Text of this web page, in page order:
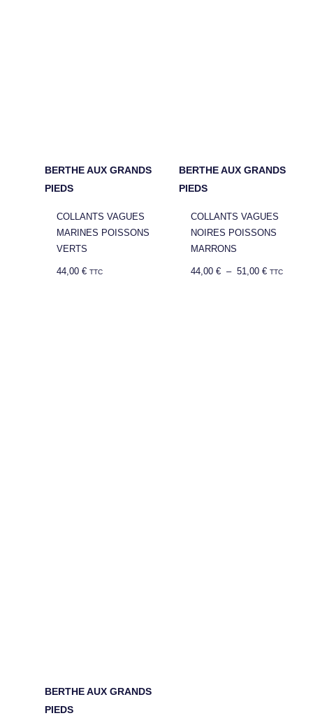
BERTHE AUX GRANDS
PIEDS
COLLANTS VAGUES
MARINES POISSONS
VERTS
44,00€ TTC
BERTHE AUX GRANDS
PIEDS
COLLANTS VAGUES
NOIRES POISSONS
MARRONS
44,00€ – 51,00€ TTC
BERTHE AUX GRANDS
PIEDS